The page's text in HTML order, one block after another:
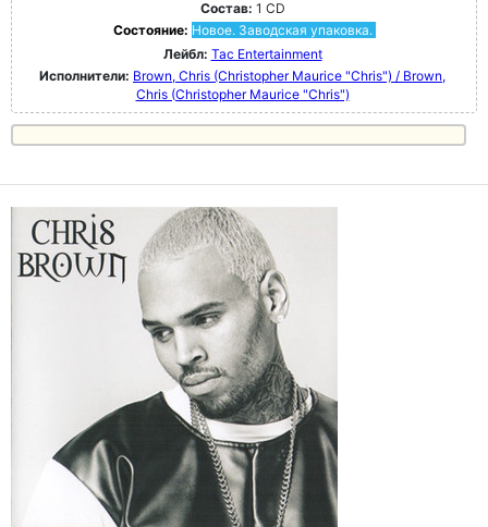
Состав: 1 CD
Состояние: Новое. Заводская упаковка.
Лейбл: Tac Entertainment
Исполнители: Brown, Chris (Christopher Maurice "Chris") / Brown,
Chris (Christopher Maurice "Chris")